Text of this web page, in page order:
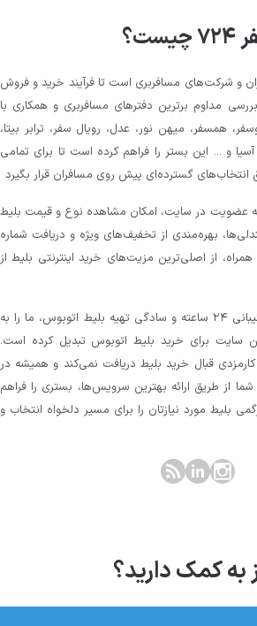
مسافران و شرکت‌های مسافربری است تا فرآیند خرید و فروش
مداوم برترین دفترهای مسافربری و همکاری با
همسفر، میهن‌ نور، عدل، رویال سفر، ترابر بیتا،
آسیا و ... این بستر را فراهم کرده است تا برای تمامی
گسترده‌ای پیش روی مسافران قرار بگیرد
به عضویت در سایت، امکان مشاهده نوع و قیمت بلیط
بهره‌مندی از تخفیف‌های ویژه و دریافت شماره‌
از اصلی‌ترین مزیت‌های خرید اینترنتی بلیط از
تمام این امکانات در کنار پشتیبانی‌ ۲۴ ساعته و سادگی تهیه بلیط اتوبوس، ما را به
سایت برای خرید بلیط اتوبوس تبدیل کرده است.
از شما هیچ کارمزدی قبال خرید بلیط دریافت نمی‌کند و همیشه در
از طریق ارائه بهترین سرویس‌ها، بستری را فراهم
بلیط مورد نیازتان را برای مسیر دلخواه انتخاب و
به کمک دارید؟